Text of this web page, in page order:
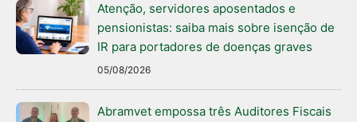
Atenção, servidores aposentados e
pensionistas: saiba mais sobre isenção de
IR para portadores de doenças graves
05/08/2026
Abramvet empossa três Auditores Fiscais